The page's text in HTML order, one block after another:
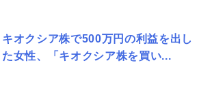
キオクシア株で500万円の利益を出し
た女性、「キオクシア株を買い...